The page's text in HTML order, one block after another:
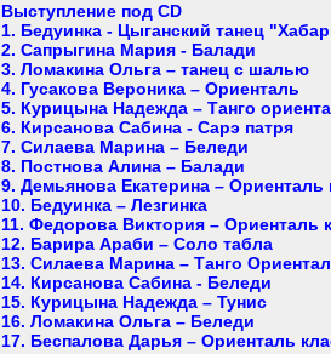
Выступление под CD
1. Бедуинка - Цыганский танец
2. Сапрыгина Мария - Балади
3. Ломакина Ольга – танец с шалью
4. Гусакова Вероника – Ориенталь
5. Курицына Надежда – Танго
6. Кирсанова Сабина - Сарэ патря
7. Силаева Марина – Беледи
8. Постнова Алина – Балади
9. Демьянова Екатерина – Ориенталь
10. Бедуинка – Лезгинка
11. Федорова Виктория – Ориенталь
12. Барира Араби – Соло табла
13. Силаева Марина – Танго
14. Кирсанова Сабина - Беледи
15. Курицына Надежда – Тунис
16. Ломакина Ольга – Беледи
17. Беспалова Дарья – Ориенталь